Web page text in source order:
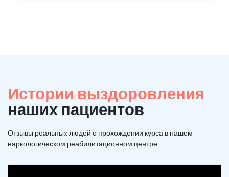
Истории выздоровления
наших пациентов
Отзывы реальных людей о прохождении курса в нашем
наркологическом реабилитационном центре